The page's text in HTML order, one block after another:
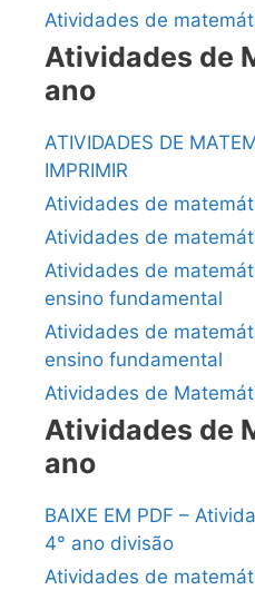
Atividades de
Atividades de
ano
ATIVIDADES DE
IMPRIMIR
Atividades de
Atividades de
Atividades de
ensino fundamental
Atividades de
ensino fundamental
Atividades de
Atividades de
ano
BAIXE EM PDF –
4° ano divisão
Atividades de